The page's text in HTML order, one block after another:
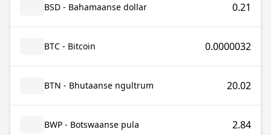
BSD - Bahamaanse dollar 0.21
BTC - Bitcoin 0.0000032
BTN - Bhutaanse ngultrum 20.02
BWP - Botswaanse pula 2.84